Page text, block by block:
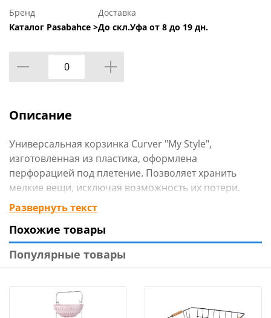
Бренд
Каталог Pasabahce >
Доставка
До скл.Уфа от 8 до 19 дн.
Описание
Универсальная корзинка Curver "My Style",
изготовленная из пластика, оформлена
перфорацией под плетение. Позволяет хранить
мелкие вещи, исключая возможность их потери.
Корзина оснащена удобными ручками.
Размеры, мм 350 х 290 х 135
Размер упаковки (ДхШхВ), см 36 x 29 x 14
Вес в упаковке, г 425
Развернуть текст
Похожие товары
Популярные товары